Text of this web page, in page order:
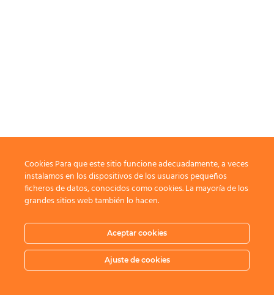
Cookies Para que este sitio funcione adecuadamente, a veces
instalamos en los dispositivos de los usuarios pequeños
ficheros de datos, conocidos como cookies. La mayoría de los
grandes sitios web también lo hacen.
Aceptar cookies
Ajuste de cookies